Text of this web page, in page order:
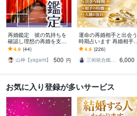
再婚鑑定 彼の気持ちを
確認し理想の再婚を支援
します 片思い/運命の相手
が理想の再婚相手から鑑
定します。
4.9 (44)
山神【yagami】
500 円
運命の再婚相手と出会う
時期占います 再婚相手の
特徴・出会う時期・結婚
の未来まで鑑定
4.9 (226)
三術統合鑑定師 優未華
6,000
お気に入り登録が多いサービス